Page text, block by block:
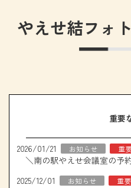
やえせ結フォ
重要
2026/01/21 お知らせ 重
2025/12/01
お知らせ 重要